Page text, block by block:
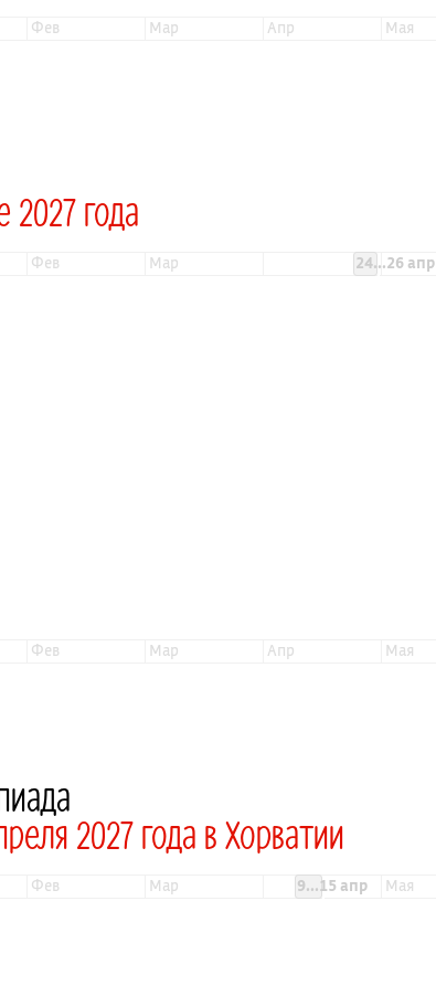
фев мар апр мая
года
фев мар 24...26 апр
фев мар апр мая
2027 года в Хорватии
фев мар мая
9...15 апр